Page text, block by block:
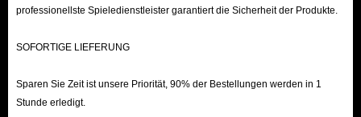
professionellste Spieledienstleister garantiert die Sicherheit der Produkte.
SOFORTIGE LIEFERUNG
Sparen Sie Zeit ist unsere Priorität, 90% der Bestellungen werden in 1
Stunde erledigt.